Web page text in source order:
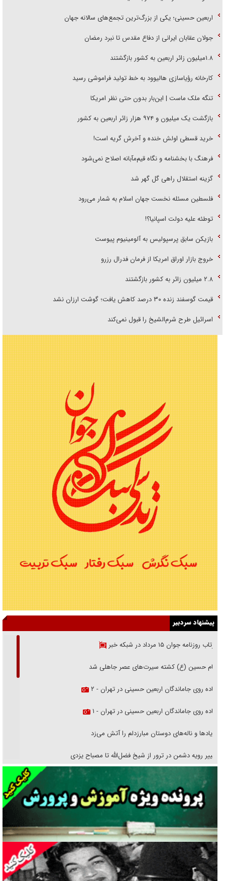
اربعین حسینی؛ یکی از بزرگ‌ترین تجمع‌های سالانه جهان
جولان عقابان ایرانی از دفاع مقدس تا نبرد رمضان
۱.۸میلیون زائر اربعین به کشور بازگشتند
کارخانه رؤیاسازی هالیوود به خط تولید فراموشی رسید
تنگه ملک ماست | این‌بار بدون حتی نظر امریکا
بازگشت یک میلیون و ۹۷۴ هزار زائر اربعین به کشور
خرید قسطی اولش خنده و آخرش گریه است!
فرهنگ با بخشنامه و نگاه قیم‌مآبانه اصلاح نمی‌شود
گزینه استقلال راهی گل گهر شد
فلسطین مسئله نخست جهان اسلام به شمار می‌رود
توطئه علیه دولت اسپانیا؟!
بازیکن سابق پرسپولیس به آلومینیوم پیوست
خروج بازار اوراق امریکا از فرمان فدرال رزرو
۲.۸ میلیون زائر به کشور بازگشتند
قیمت گوسفند زنده ۳۰ درصد کاهش یافت؛ گوشت ارزان نشد
اسرائیل طرح شرم‌الشیخ را قبول نمی‌کند
پیشنهاد سردبیر
بازتاب روزنامه جوان ۱۵ مرداد در شبکه خبر
امام حسین (ع) کشته سیرت‌های عصر جاهلی شد
پیاده روی جاماندگان اربعین حسینی در تهران - ۲
پیاده روی جاماندگان اربعین حسینی در تهران - ۱
فریاد‌ها و ناله‌های دوستان مبارزدلم را آتش می‌زد
تغییر رویه دشمن در ترور از شیخ فضل‌الله تا مصباح یزدی
خرید قسطی اولش خنده و آخرش گریه است!
فوتبال و آن «بالا»!
راهبرد غافلگیری با نسل جدید پهپاد‌ها
جنجال پزشکان تقلبی در صنعت زیبایی
یهودی‌ها در ادبیات داستانی اروپا؛ از شکسپیر تا دیکنز